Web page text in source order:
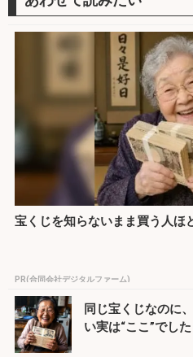
宝くじを知らないまま買う人ほ
PR(合同会社デジタルファーム)
同じ宝くじなのに
い実は“ここ”でした